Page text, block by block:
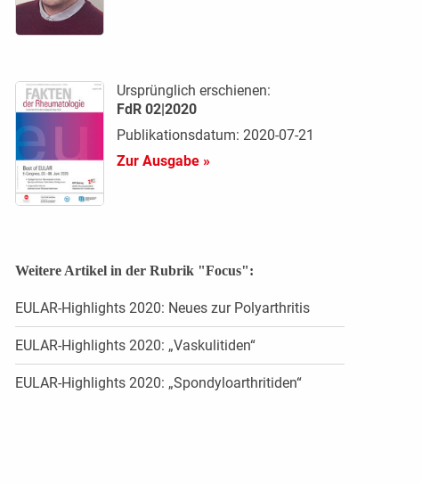
Ursprünglich erschienen:
FdR 02|2020
Publikationsdatum: 2020-07-21
Zur Ausgabe »
Weitere Artikel in der Rubrik "Focus":
EULAR-Highlights 2020: Neues zur Polyarthritis
EULAR-Highlights 2020: „Vaskulitiden“
EULAR-Highlights 2020: „Spondyloarthritiden“